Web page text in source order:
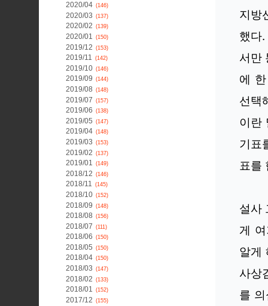
지방
했다
서만
에
선택
이란
기표
표를
설사
게
알게
사상
를
2020/04 (146)
2020/03 (137)
2020/02 (139)
2020/01 (150)
2019/12 (153)
2019/11 (142)
2019/10 (146)
2019/09 (144)
2019/08 (148)
2019/07 (157)
2019/06 (138)
2019/05 (147)
2019/04 (148)
2019/03 (153)
2019/02 (137)
2019/01 (149)
2018/12 (146)
2018/11 (145)
2018/10 (152)
2018/09 (148)
2018/08 (156)
2018/07 (111)
2018/06 (150)
2018/05 (150)
2018/04 (150)
2018/03 (147)
2018/02 (133)
2018/01 (152)
2017/12 (155)